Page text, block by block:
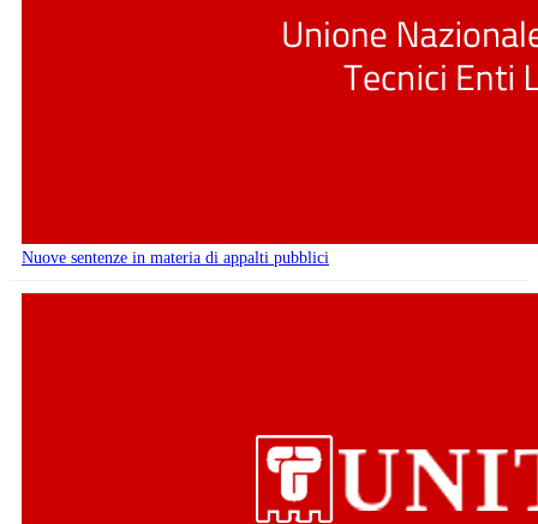
Nuove sentenze in materia di appalti pubblici